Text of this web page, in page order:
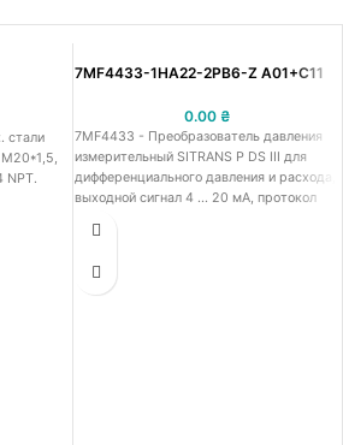
стали
М20*1,5,
NPT.
7MF4433-1HA22-2PB6-Z A01+C11
0.00 ₴
7MF4433 - Преобразователь давления
измерительный SITRANS P DS III для
дифференциального давления и расхода,
выходной сигнал 4 ... 20 мА, протокол